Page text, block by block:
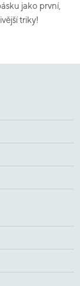
jako první,
triky!